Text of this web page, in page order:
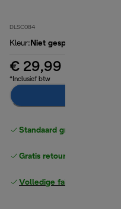
DLSC084
Kleur: Niet gespecificeerd
€ 29,99
*Inclusief btw
Standaard gratis verzending
Gratis retourneren
Volledige fabrieksgarantie